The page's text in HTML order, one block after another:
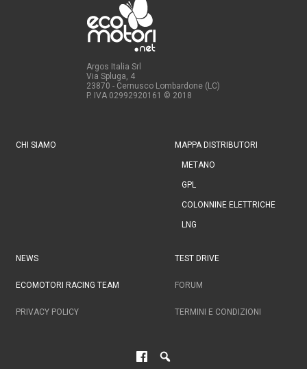
Argos Italia Srl
Via Spluga, 4
23870 - Cernusco Lombardone (LC)
P. IVA 02992920161 © 2018
CHI SIAMO MAPPA DISTRIBUTORI
METANO
GPL
COLONNINE ELETTRICHE
LNG
NEWS TEST DRIVE
ECOMOTORI RACING TEAM FORUM
PRIVACY POLICY TERMINI E CONDIZIONI